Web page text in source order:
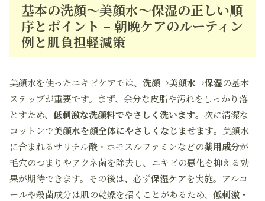
基本の洗顔～美顔水～保湿の正しい順
序とポイント – 朝晩ケアのルーティン
例と肌負担軽減策
美顔水を使ったニキビケアでは、 洗顔→美顔水→保湿の基本
ステップが重要です。まず、余分な皮脂や汚れをしっかり落
とすため、 低刺激な洗顔料でやさしく洗います。次に清潔な
コットンで美顔水を顔全体にやさしくなじませます。美顔水
に含まれるサリチル酸・ホモスルファミンなどの薬用成分が
毛穴のつまりやアクネ菌を除去し、ニキビの悪化を抑える効
果が期待できます。その後は、必ず保湿ケアを実施。アルコ
ールや殺菌成分は肌の乾燥を招くことがあるため、 低刺激・